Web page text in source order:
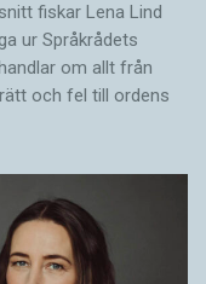
fiskar Lena Lind
ur Språkrådets
om allt från
och fel till ordens